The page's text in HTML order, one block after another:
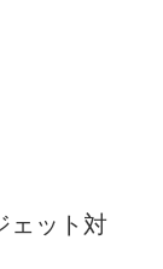
ェット対